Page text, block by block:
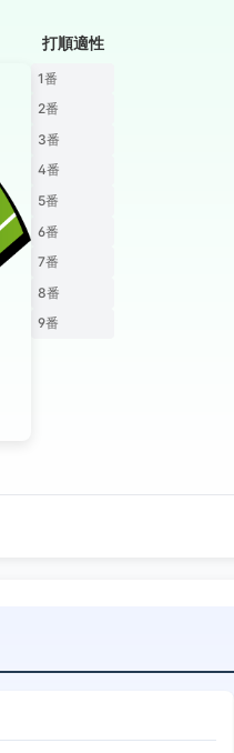
打順適性
1番
2番
3番
4番
5番
6番
7番
8番
9番